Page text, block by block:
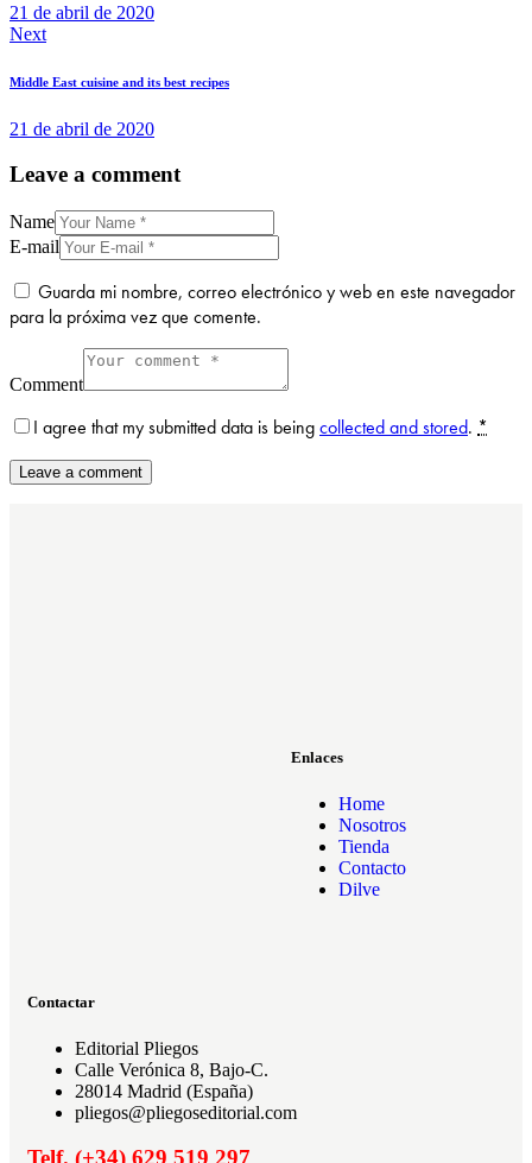
21 de abril de 2020
Next
Middle East cuisine and its best recipes
21 de abril de 2020
Leave a comment
Name
E-mail
Guarda mi nombre, correo electrónico y web en este navegador
para la próxima vez que comente.
Comment
I agree that my submitted data is beingcollected and stored. *
Enlaces
Home
Nosotros
Tienda
Contacto
Dilve
Contactar
Editorial Pliegos
Calle Verónica 8, Bajo-C.
28014 Madrid (España)
pliegos@pliegoseditorial.com